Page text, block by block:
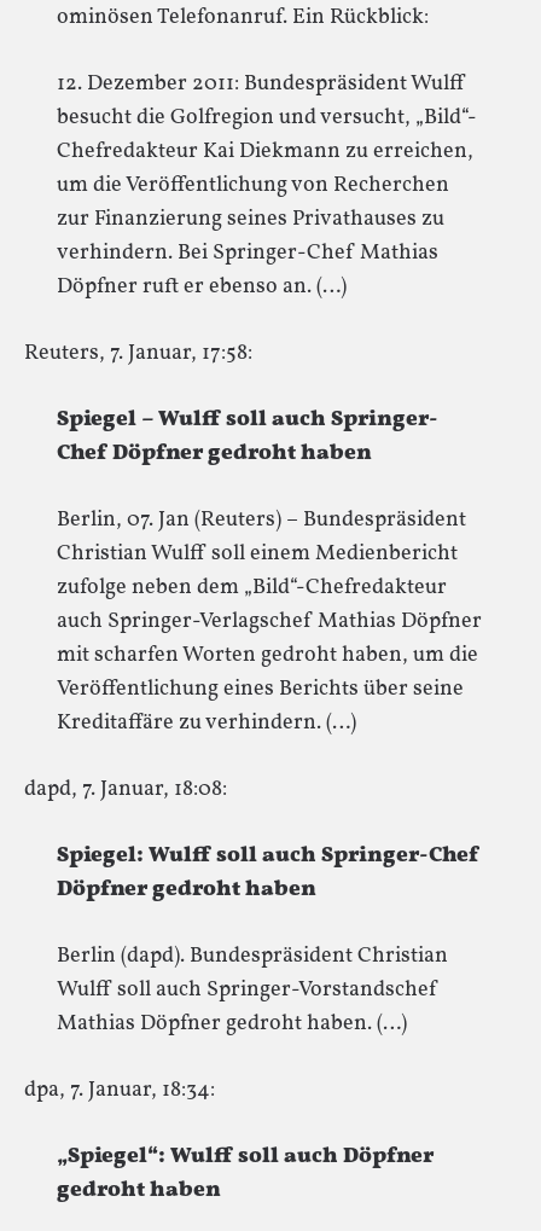
ominösen Telefonanruf. Ein Rückblick:
12. Dezember 2011: Bundespräsident Wulff
besucht die Golfregion und versucht, „Bild“-
Chefredakteur Kai Diekmann zu erreichen,
um die Veröffentlichung von Recherchen
zur Finanzierung seines Privathauses zu
verhindern. Bei Springer-Chef Mathias
Döpfner ruft er ebenso an. (…)
Reuters, 7. Januar, 17:58:
Spiegel – Wulff soll auch Springer-
Chef Döpfner gedroht haben
Berlin, 07. Jan (Reuters) – Bundespräsident
Christian Wulff soll einem Medienbericht
zufolge neben dem „Bild“-Chefredakteur
auch Springer-Verlagschef Mathias Döpfner
mit scharfen Worten gedroht haben, um die
Veröffentlichung eines Berichts über seine
Kreditaffäre zu verhindern. (…)
dapd, 7. Januar, 18:08:
Spiegel: Wulff soll auch Springer-Chef
Döpfner gedroht haben
Berlin (dapd). Bundespräsident Christian
Wulff soll auch Springer-Vorstandschef
Mathias Döpfner gedroht haben. (…)
dpa, 7. Januar, 18:34:
„Spiegel“: Wulff soll auch Döpfner
gedroht haben